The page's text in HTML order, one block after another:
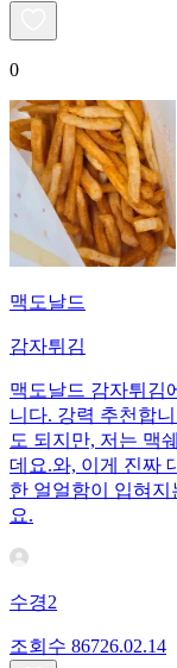
0
맥도날드
감자튀김
맥도날드 감자튀김
니다. 강력 추천합
도 되지만, 저는 맥
데요. ​와, 이게 진짜
한 얼얼함이 입혀지
요.
수경2
조회수 86726.02.14